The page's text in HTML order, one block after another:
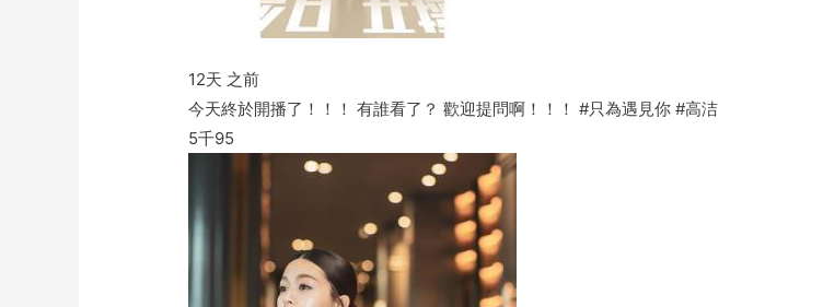
12天 之前
今天終於開播了！！！ 有誰看了？ 歡迎提問啊！！！ #只為遇見你 #高洁
5千95